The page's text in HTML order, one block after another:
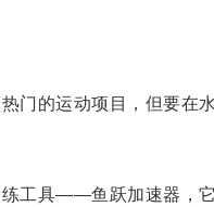
的运动项目，但要在水
具——鱼跃加速器，它